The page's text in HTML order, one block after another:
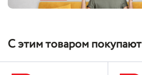
С этим товаром покупают